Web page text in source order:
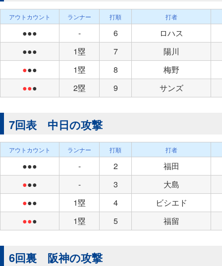
アウトカウント ランナー 打順 打者
●●● - 6
ロハス
●●●
1塁 7
陽川
●●● 1塁 8
梅野
●●● 2塁 9 サンズ
7回表 中日の攻撃
アウトカウント ランナー 打順 打者
●●● - 2
福田
●●● - 3
大島
●●● 1塁 4
ビシエド
●●● 1塁 5 福留
6回裏 阪神の攻撃